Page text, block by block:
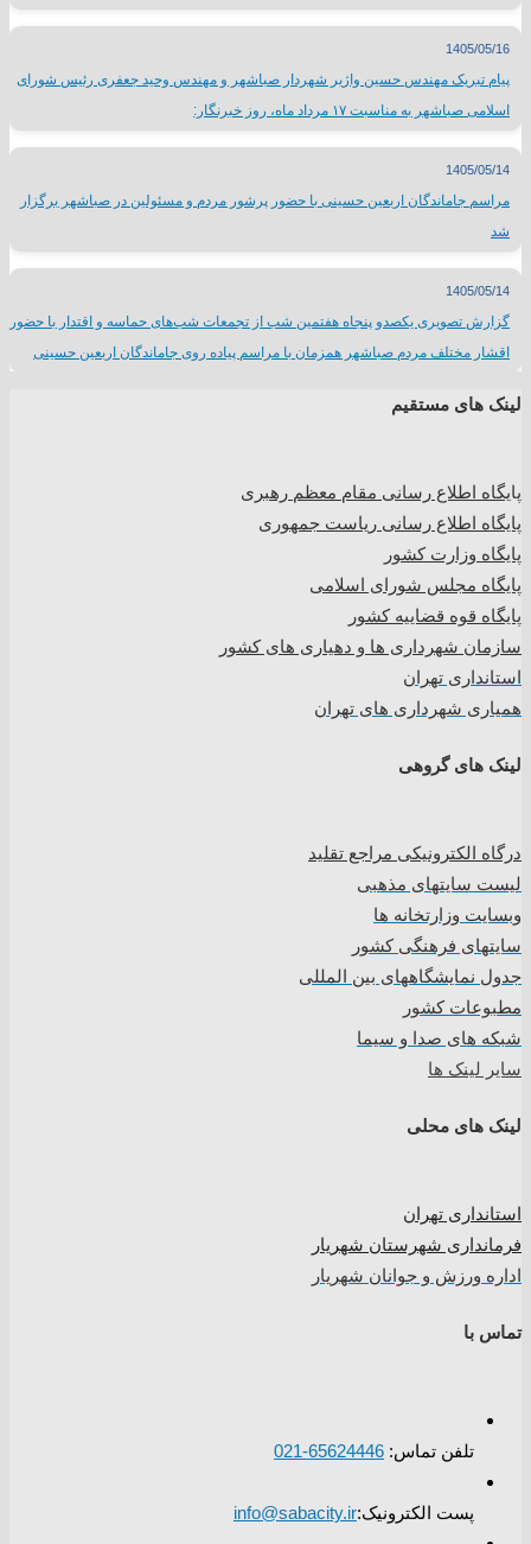
1405/05/16
پیام تبریک مهندس حسین واژیر شهردار صباشهر و مهندس وحید جعفری رئیس شورای
اسلامی صباشهر به مناسبت ۱۷ مرداد ماه، روز خبرنگار:
1405/05/14
مراسم جاماندگان اربعین حسینی با حضور پرشور مردم و مسئولین در صباشهر برگزار
شد
1405/05/14
گزارش تصویری یکصدو پنجاه هفتمین شب از تجمعات شب‌های حماسه و اقتدار با حضور
اقشار مختلف مردم صباشهر همزمان با مراسم پیاده روی جاماندگان اربعین حسینی
لینک های مستقیم
پایگاه اطلاع رسانی مقام معظم رهبری
پایگاه اطلاع رسانی ریاست جمهوری
پایگاه وزارت کشور
پایگاه مجلس شورای اسلامی
پایگاه قوه قضاییه کشور
سازمان شهرداری ها و دهیاری های کشور
استانداری تهران
همیاری شهرداری های تهران
لینک های گروهی
درگاه الکترونیکی مراجع تقلید
لیست سایتهای مذهبی
وبسایت وزارتخانه ها
سایتهای فرهنگی کشور
جدول نمایشگاههای بین المللی
مطبوعات کشور
شبکه های صدا و سیما
سایر لینک ها
لینک های محلی
استانداری تهران
فرمانداری شهرستان شهریار
اداره ورزش و جوانان شهریار
تماس با
تلفن تماس: 65624446-021
پست الکترونیک:info@sabacity.ir